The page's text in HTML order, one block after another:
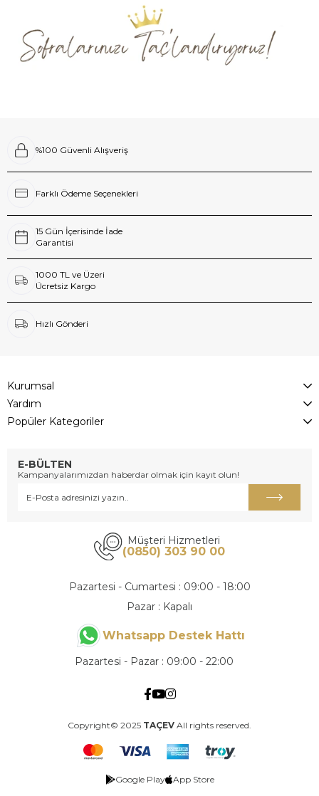
%100 Güvenli Alışveriş
Farklı Ödeme Seçenekleri
15 Gün İçerisinde İade
Garantisi
1000 TL ve Üzeri
Ücretsiz Kargo
Hızlı Gönderi
Kurumsal
Yardım
Popüler Kategoriler
E-BÜLTEN
Kampanyalarımızdan haberdar olmak için kayıt olun!
Müşteri Hizmetleri
(0850) 303 90 00
Pazartesi - Cumartesi : 09:00 - 18:00
Pazar : Kapalı
Whatsapp Destek Hattı
Pazartesi - Pazar : 09:00 - 22:00
Copyright© 2025 TAÇEV All rights reserved.
Google Play App Store